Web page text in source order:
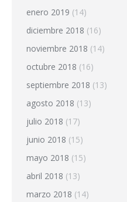
enero 2019 (14)
diciembre 2018 (16)
noviembre 2018 (14)
octubre 2018 (16)
septiembre 2018 (13)
agosto 2018 (13)
julio 2018 (17)
junio 2018 (15)
mayo 2018 (15)
abril 2018 (13)
marzo 2018 (14)